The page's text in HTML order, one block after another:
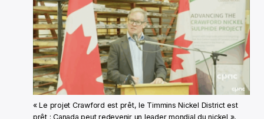
« Le projet Crawford est prêt, le Timmins Nickel District est
prêt : Canada peut redevenir un leader mondial du nickel »,